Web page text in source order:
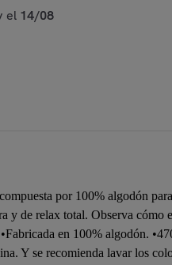
el 14/08
por 100% algodón
de relax total. Observa cómo
en 100% algodón.
Y se recomienda lavar los